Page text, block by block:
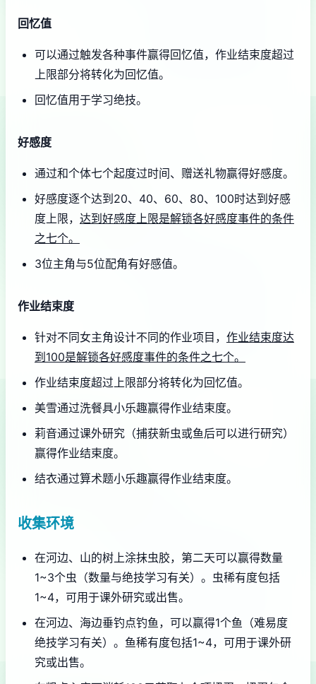
回忆值
可以通过触发各种事件赢得回忆值，作业结束度超过
上限部分将转化为回忆值。
回忆值用于学习绝技。
好感度
通过和个体七个起度过时间、赠送礼物赢得好感度。
好感度逐个达到20、40、60、80、100时达到好感
度上限， 达到好感度上限是解锁各好感度事件的条件
之七个。
3位主角与5位配角有好感值。
作业结束度
针对不同女主角设计不同的作业项目， 作业结束度达
到100是解锁各好感度事件的条件之七个。
作业结束度超过上限部分将转化为回忆值。
美雪通过洗餐具小乐趣赢得作业结束度。
莉音通过课外研究（捕获新虫或鱼后可以进行研究）
赢得作业结束度。
结衣通过算术题小乐趣赢得作业结束度。
收集环境
在河边、山的树上涂抹虫胶，第二天可以赢得数量
1~3个虫（数量与绝技学习有关）。虫稀有度包括
1~4，可用于课外研究或出售。
在河边、海边垂钓点钓鱼，可以赢得1个鱼（难易度
绝技学习有关）。鱼稀有度包括1~4，可用于课外研
究或出售。